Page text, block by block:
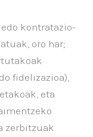
kontratazio-
oro har;
fidelizazioa),
eta
zerbitzuak